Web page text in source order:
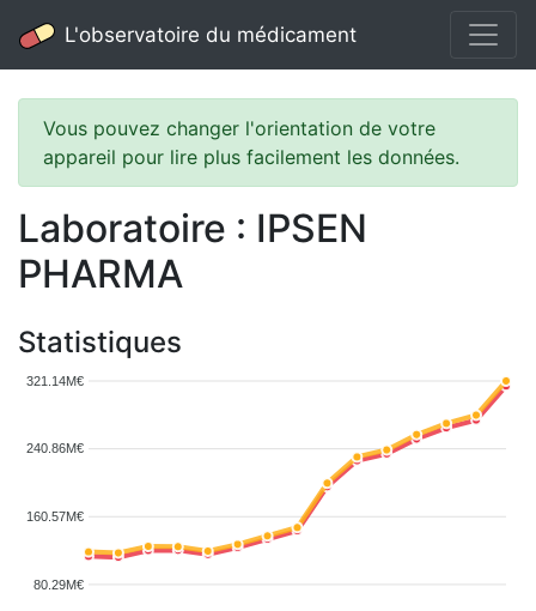
L'observatoire du médicament
Vous pouvez changer l'orientation de votre
appareil pour lire plus facilement les données.
Laboratoire : IPSEN
PHARMA
Statistiques
321.14M€
240.86M€
160.57M€
80.29M€